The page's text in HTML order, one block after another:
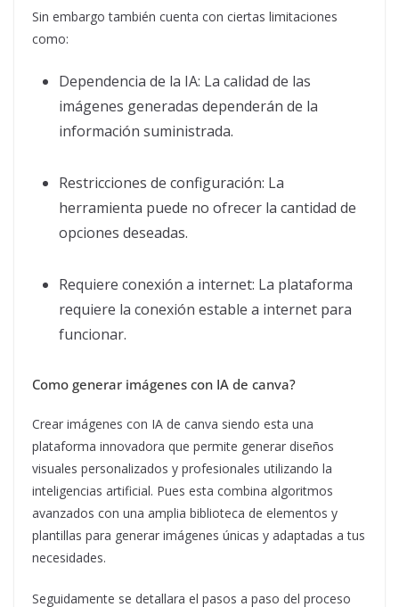
Sin embargo también cuenta con ciertas limitaciones
como:
Dependencia de la IA: La calidad de las
imágenes generadas dependerán de la
información suministrada.
Restricciones de configuración: La
herramienta puede no ofrecer la cantidad de
opciones deseadas.
Requiere conexión a internet: La plataforma
requiere la conexión estable a internet para
funcionar.
Como generar imágenes con IA de canva?
Crear imágenes con IA de canva siendo esta una
plataforma innovadora que permite generar diseños
visuales personalizados y profesionales utilizando la
inteligencias artificial. Pues esta combina algoritmos
avanzados con una amplia biblioteca de elementos y
plantillas para generar imágenes únicas y adaptadas a tus
necesidades.
Seguidamente se detallara el pasos a paso del proceso